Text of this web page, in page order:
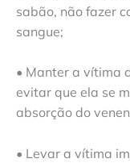
sabão, não fazer
sangue;
• Manter a vítima
evitar que ela se
absorção do
• Levar a vítima